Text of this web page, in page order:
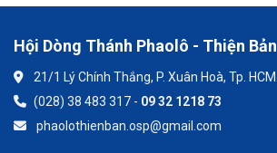
Hội Dòng Thánh Phaolô - Thiện Bản
21/1 Lý Chính Thắng, P. Xuân Hoà, Tp. HCM.
(028) 38 483 317 - 09 32 1218 73
phaolothienban.osp@gmail.com